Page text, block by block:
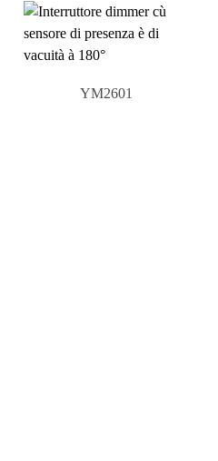
YM2601